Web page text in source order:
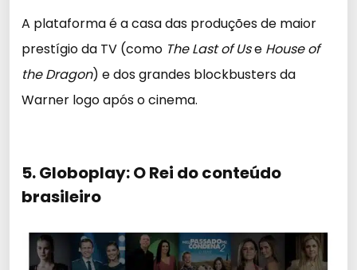
A plataforma é a casa das produções de maior
prestígio da TV (como The Last of Use House of
the Dragon) e dos grandes blockbusters da
Warner logo após o cinema.
5. Globoplay: O Rei do conteúdo
brasileiro